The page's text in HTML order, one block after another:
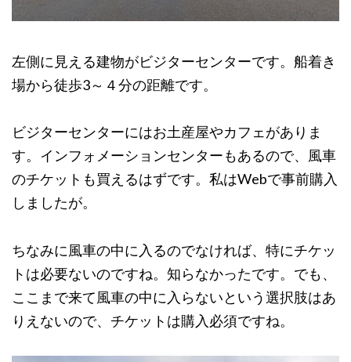
左側に見える建物がビジターセンターです。船着き
場から徒歩3～４分の距離です。
ビジターセンターにはお土産屋やカフェがありま
す。インフォメーションセンターもあるので、風車
のチケットも買えるはずです。私はWebで事前購入
しましたが。
ちなみに風車の中に入るのでなければ、特にチケッ
トは必要ないのですね。知らなかったです。でも、
ここまで来て風車の中に入らないという選択肢はあ
りえないので、チケットは購入必須ですね。